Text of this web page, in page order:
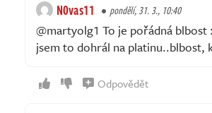
N0vas11 pondělí, 31. 3., 10:40
@martyolg1 To je pořádná blbost
jsem to dohrál na platinu..blbost,
Odpovědět